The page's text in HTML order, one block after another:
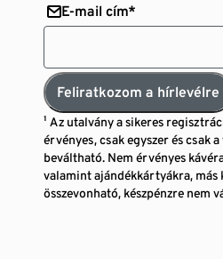
E-mail cím*
Feliratkozom a hírlevélre
¹ Az utalvány a sikeres
érvényes, csak egyszer és csak
beváltható. Nem érvényes
valamint ajándékkártyákra, más
összevonható, készpénzre nem